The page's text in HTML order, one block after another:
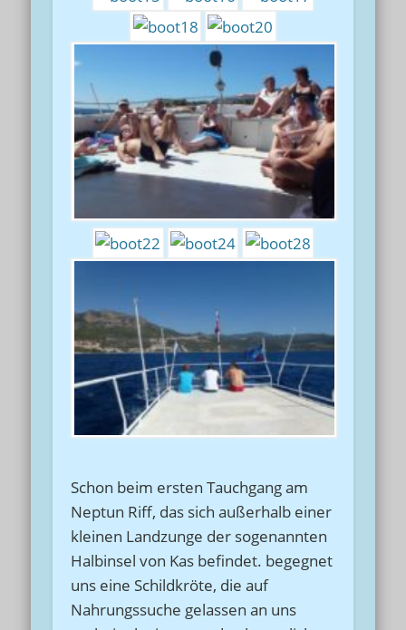
Schon beim ersten Tauchgang am
Neptun Riff, das sich außerhalb einer
kleinen Landzunge der sogenannten
Halbinsel von Kas befindet. begegnet
uns eine Schildkröte, die auf
Nahrungssuche gelassen an uns